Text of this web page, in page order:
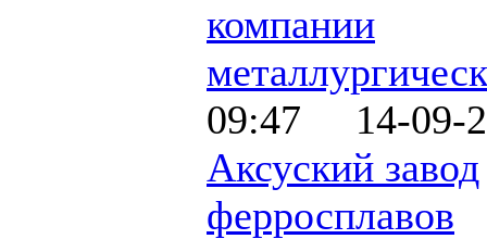
компании
09:47 14-09-
Аксуский завод
ферросплавов